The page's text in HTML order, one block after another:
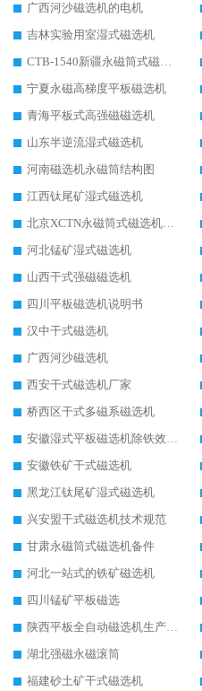
广西河沙磁选机的电机
吉林实验用室湿式磁选机
CTB-1540新疆永磁筒式磁选机
宁夏永磁高梯度平板磁选机
青海平板式高强磁磁选机
山东半逆流湿式磁选机
河南磁选机永磁筒结构图
江西钛尾矿湿式磁选机
北京XCTN永磁筒式磁选机磁块位置
河北锰矿湿式磁选机
山西干式强磁磁选机
四川平板磁选机说明书
汉中干式磁选机
广西河沙磁选机
西安干式磁选机厂家
桥西区干式多磁系磁选机
安徽湿式平板磁选机除铁效果怎么样
安徽铁矿干式磁选机
黑龙江钛尾矿湿式磁选机
兴安盟干式磁选机技术规范
甘肃永磁筒式磁选机备件
河北一站式的铁矿磁选机
四川锰矿平板磁选
陕西平板全自动磁选机生产厂家
湖北强磁永磁滚筒
福建砂土矿干式磁选机